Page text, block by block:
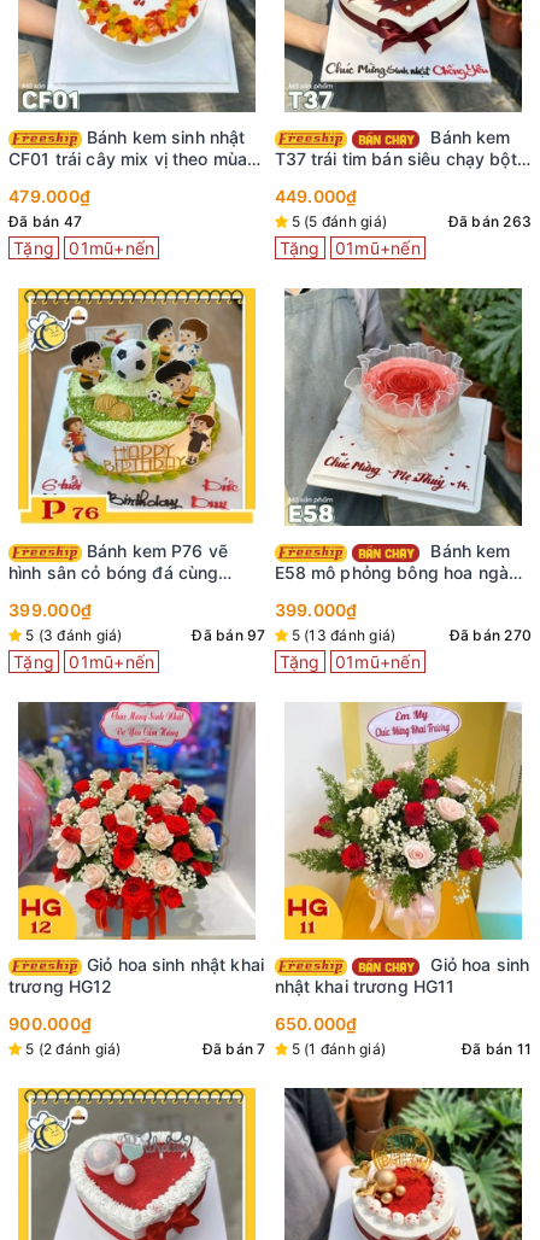
Bánh kem sinh nhật
CF01 trái cây mix vị theo mùa
479.000₫
Đã bán 47
Tặng 01mũ+nến
T37 trái tim bán siêu chạy bột
băng sáng tạo
449.000₫
5 (5 đánh giá) Đã bán 263
Tặng 01mũ+nến
Bánh kem P76 vẽ
hình sân cỏ bóng đá cùng
vẻ
399.000₫
5 (3 đánh giá) Đã bán 97
Tặng 01mũ+nến
E58 mô phỏng bông hoa ngàn
399.000₫
5 (13 đánh giá) Đã bán 270
Tặng 01mũ+nến
Giỏ hoa sinh nhật khai
trương HG12
900.000₫
5 (2 đánh giá) Đã bán 7
Giỏ hoa sinh
nhật khai trương HG11
650.000₫
5 (1 đánh giá) Đã bán 11